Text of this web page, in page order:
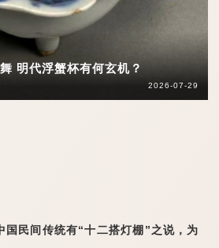
明代浮蟹杯有何玄机？
2026-07-29
民间传统有“十二搭灯棚”之说，为